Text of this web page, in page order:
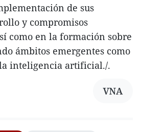
de sus
y compromisos
como en la formación sobre
ámbitos emergentes como
inteligencia artificial./.
VNA